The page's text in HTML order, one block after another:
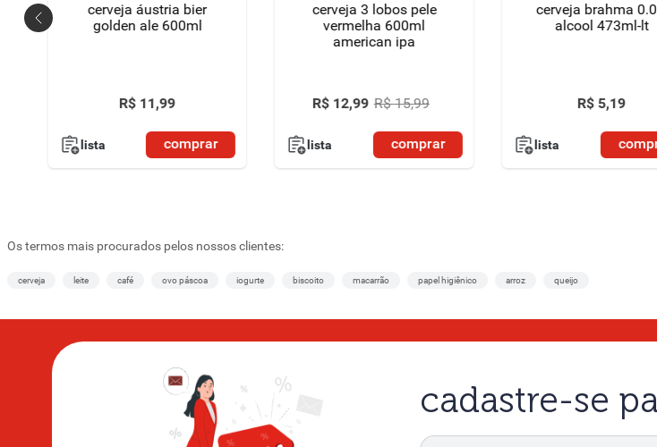
cerveja áustria bier
golden ale 600ml
R$ 11,99
lista comprar
cerveja 3 lobos pele
vermelha 600ml
american ipa
R$ 12,99 R$ 15,99
lista comprar
cerveja brahma
alcool 473ml-lt
R$ 5,19
lista
Os termos mais procurados pelos nossos clientes:
cerveja leite café ovo páscoa iogurte biscoito macarrão papel higiênico arroz queijo
cadastre-se